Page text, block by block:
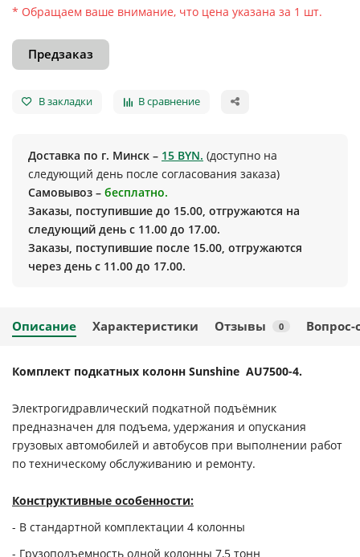
* Обращаем ваше внимание, что цена указана за 1 шт.
Предзаказ
В закладки В сравнение
Доставка по г. Минск – 15 BYN. (доступно на
следующий день после согласования заказа)
Самовывоз – бесплатно.
Заказы, поступившие до 15.00, отгружаются на
следующий день с 11.00 до 17.00.
Заказы, поступившие после 15.00, отгружаются
через день с 11.00 до 17.00.
Описание Характеристики Отзывы 0 Вопрос-
Комплект подкатных колонн Sunshine AU7500-4.
Электрогидравлический подкатной подъёмник
предназначен для подъема, удержания и опускания
грузовых автомобилей и автобусов при выполнении работ
по техническому обслуживанию и ремонту.
Конструктивные особенности:
- В стандартной комплектации 4 колонны
- Грузоподъемность одной колонны 7,5 тонн